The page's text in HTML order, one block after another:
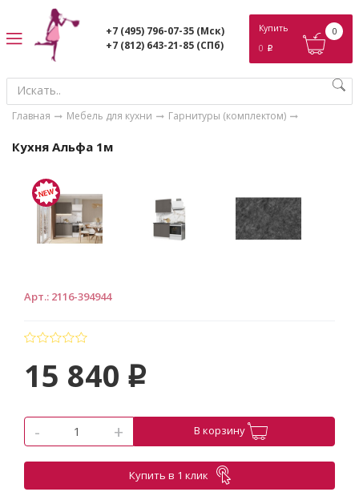
+7 (495) 796-07-35 (Мск)
+7 (812) 643-21-85 (СПб)
Купить
0 p
0
Главная Мебель для кухни Гарнитуры (комплектом)
Кухня Альфа 1м
Арт.: 2116-394944
15 840 p
- + В корзину
Купить в 1 клик